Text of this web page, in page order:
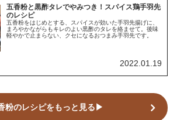
五香粉と黒酢タレでやみつき！スパイス鶏手羽先
のレシピ
五香粉をはじめとする、スパイスが効いた手羽先揚げに、
まろやかながらもキレのよい黒酢のタレを絡ませて。後味
軽やかで止まらない、クセになるおつまみ手羽先です。
2022.01.19
粉のレシピをもっと見る▶